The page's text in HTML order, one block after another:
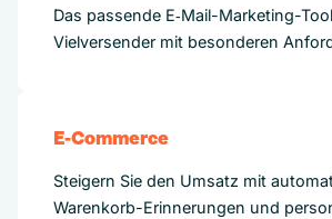
Das passende E‑Mail-Marketing-
Vielversender mit besonderen
E-Commerce
Steigern Sie den Umsatz mit
Warenkorb-Erinnerungen und